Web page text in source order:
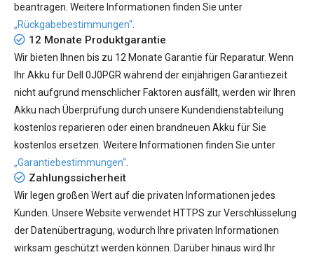
beantragen. Weitere Informationen finden Sie unter
„Rückgabebestimmungen“
12 Monate Produktgarantie
Wir bieten Ihnen bis zu 12 Monate Garantie für Reparatur. Wenn
IhrAkku für Dell 0J0PGR während der einjährigen Garantiezeit
nicht aufgrund menschlicher Faktoren ausfällt, werden wir Ihren
Akku nach Überprüfung durch unsere Kundendienstabteilung
kostenlos reparieren oder einen brandneuen Akku für Sie
kostenlos ersetzen. Weitere Informationen finden Sie unter
„Garantiebestimmungen“
Zahlungssicherheit
Wir legen großen Wert auf die privaten Informationen jedes
Kunden. Unsere Website verwendet HTTPS zur Verschlüsselung
der Datenübertragung, wodurch Ihre privaten Informationen
wirksam geschützt werden können. Darüber hinaus wird Ihr